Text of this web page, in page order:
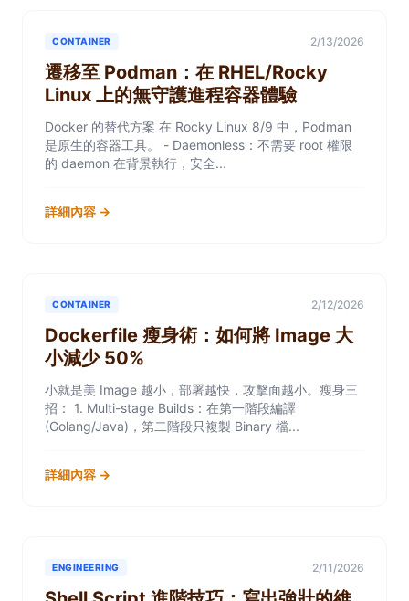
CONTAINER 2/13/2026
遷移至 Podman：在 RHEL/Rocky
Linux 上的無守護進程容器體驗
Docker 的替代方案 在 Rocky Linux 8/9 中，Podman
是原生的容器工具。 - Daemonless：不需要 root 權限
的 daemon 在背景執行，安全...
詳細內容 →
CONTAINER 2/12/2026
Dockerfile 瘦身術：如何將 Image 大
小減少 50%
小就是美 Image 越小，部署越快，攻擊面越小。瘦身三
招： 1. Multi-stage Builds：在第一階段編譯
(Golang/Java)，第二階段只複製 Binary 檔...
詳細內容 →
ENGINEERING 2/11/2026